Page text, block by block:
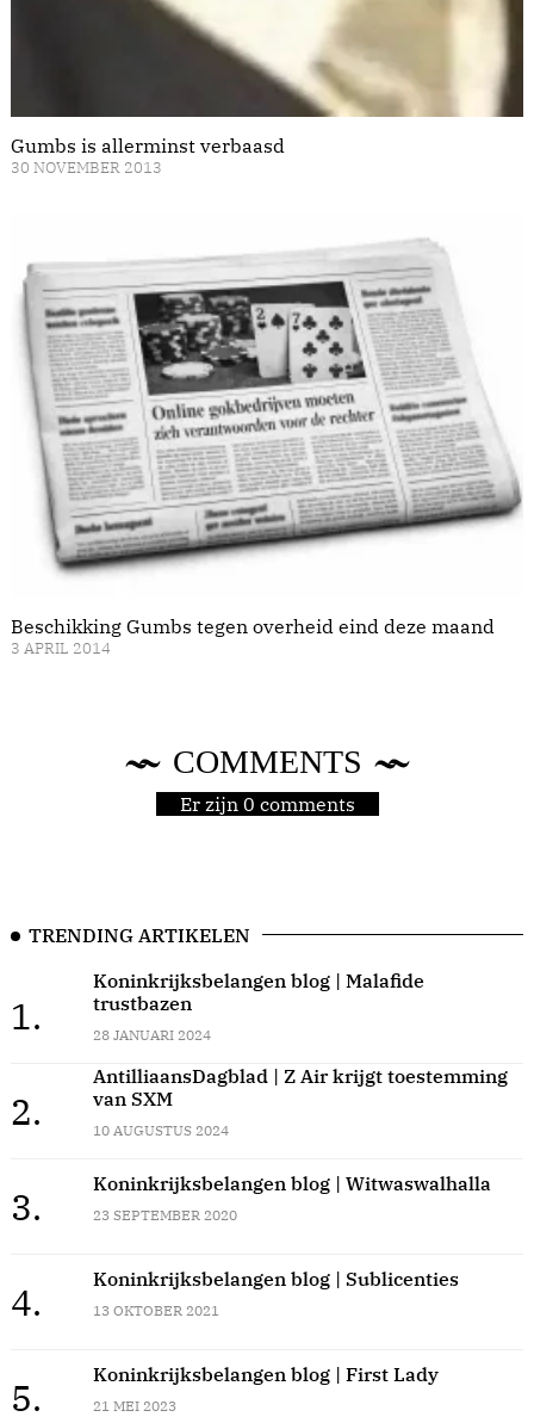
Gumbs is allerminst verbaasd
30 NOVEMBER 2013
Beschikking Gumbs tegen overheid eind deze maand
3 APRIL 2014
COMMENTS
Er zijn 0 comments
TRENDING ARTIKELEN
1.
Koninkrijksbelangen blog | Malafide
trustbazen
28 JANUARI 2024
2.
AntilliaansDagblad | Z Air krijgt toestemming
van SXM
10 AUGUSTUS 2024
3.
Koninkrijksbelangen blog | Witwaswalhalla
23 SEPTEMBER 2020
4.
Koninkrijksbelangen blog | Sublicenties
13 OKTOBER 2021
5.
Koninkrijksbelangen blog | First Lady
21 MEI 2023